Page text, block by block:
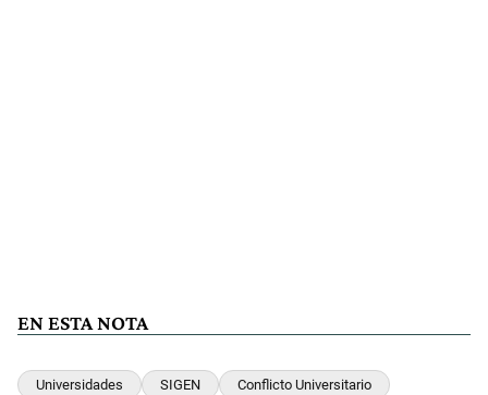
EN ESTA NOTA
Universidades SIGEN Conflicto Universitario